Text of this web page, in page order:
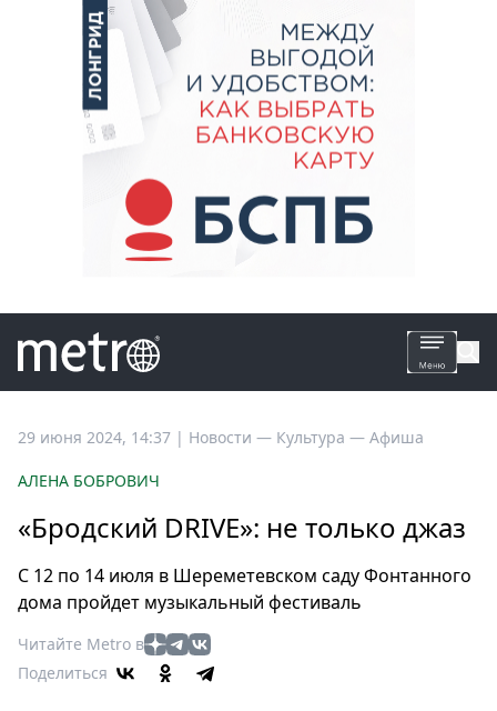
Все
Россия
Здоровье
Туризм
Мода
29 июня 2024, 14:37 | Новости — Культура — Афиша
АЛЕНА БОБРОВИЧ
«Бродский DRIVE»: не только джаз
С 12 по 14 июля в Шереметевском саду Фонтанного
дома пройдет музыкальный фестиваль
Читайте Metro в
Поделиться